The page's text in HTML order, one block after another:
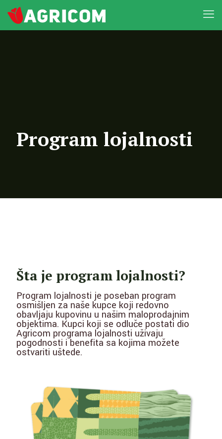
Program lojalnosti
Šta je program lojalnosti?
Program lojalnosti je poseban program
osmišljen za naše kupce koji redovno
obavljaju kupovinu u našim maloprodajnim
objektima. Kupci koji se odluče postati dio
Agricom programa lojalnosti uživaju
pogodnosti i benefita sa kojima možete
ostvariti uštede.